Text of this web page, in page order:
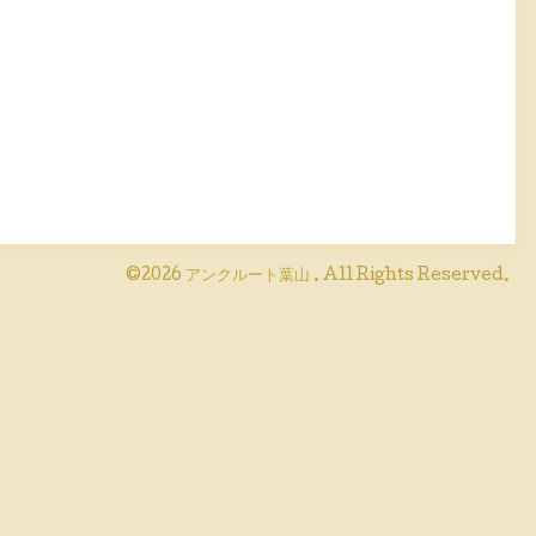
©2026 アンクルート葉山 . All Rights Reserved.